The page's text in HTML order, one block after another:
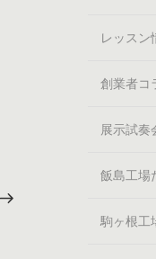
レッスン
創業者コ
展示試奏
飯島工場
駒ヶ根工